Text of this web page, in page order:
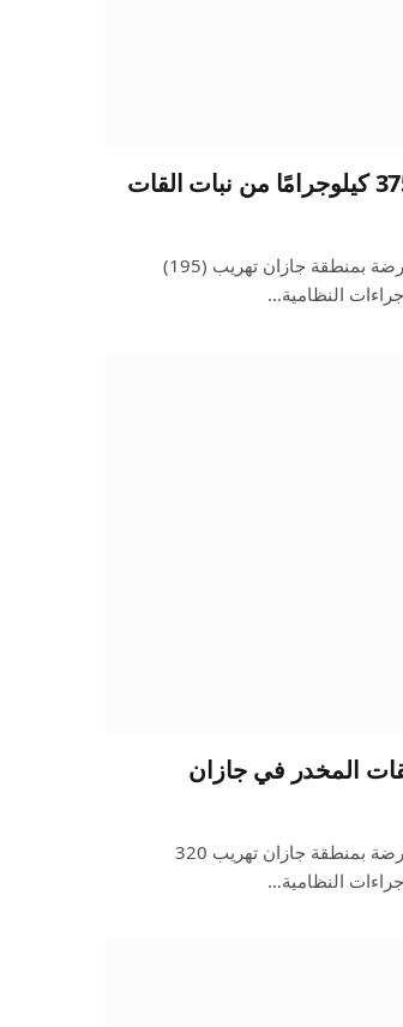
أحبطت الدوريات البرية لحرس الحدود في قطاع العارضة بمنطقة جازان تهريب (195)
النظامية…
أحبطت الدوريات البرية لحرس الحدود في قطاع العارضة بمنطقة جازان تهريب 320
النظامية…